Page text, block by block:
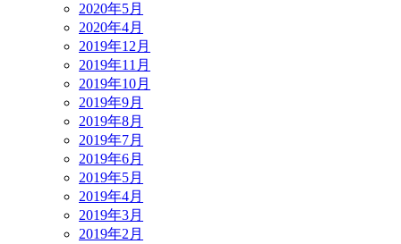
2020年5月
2020年4月
2019年12月
2019年11月
2019年10月
2019年9月
2019年8月
2019年7月
2019年6月
2019年5月
2019年4月
2019年3月
2019年2月